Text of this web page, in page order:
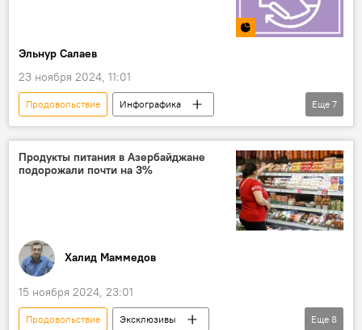
Услуги
Эльнур Салаев
23 ноября 2024, 11:01
Продовольствие
Инфографика
Азербайджан
Экономика
Ненефтяной экспорт
Алкоголь
энергетические напитки
Еще 7
Продукты питания в Азербайджане
подорожали почти на 3%
Халид Маммедов
15 ноября 2024, 23:01
Продовольствие Эксклюзивы Еще 8